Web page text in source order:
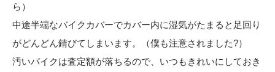
ら）
中途半端なバイクカバーでカバー内に湿気がたまると足回り
がどんどん錆びてしまいます。（僕も注意されました?）
汚いバイクは査定額が落ちるので、いつもきれいにしておき